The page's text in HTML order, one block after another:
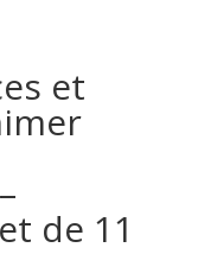
et
de 11